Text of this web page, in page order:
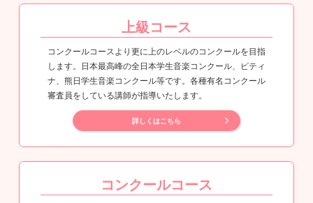
上級コース
コンクールコースより更に上のレベルのコンクールを目指
します。日本最高峰の全日本学生音楽コンクール、ピティ
ナ、熊日学生音楽コンクール等です。各種有名コンクール
審査員をしている講師が指導いたします。
詳しくはこちら
コンクールコース